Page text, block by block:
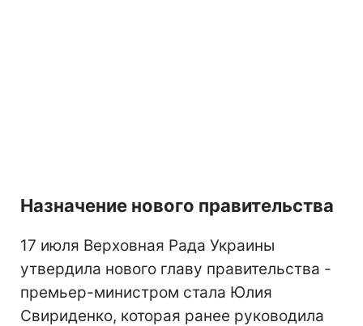
Назначение нового правительства
17 июля Верховная Рада Украины
утвердила нового главу правительства -
премьер-министром стала Юлия
Свириденко, которая ранее руководила